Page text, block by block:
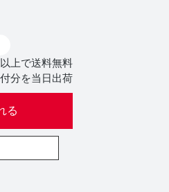
上で送料無料
分を当日出荷
る